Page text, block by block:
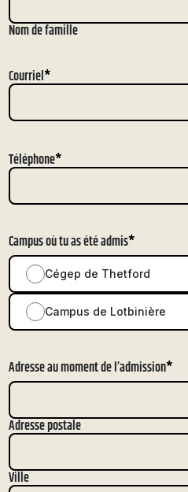
Nom de famille
Courriel*
Téléphone*
Campus où tu as été admis*
Cégep de Thetford
Campus de Lotbinière
Adresse au moment de l’admission*
Adresse postale
Ville